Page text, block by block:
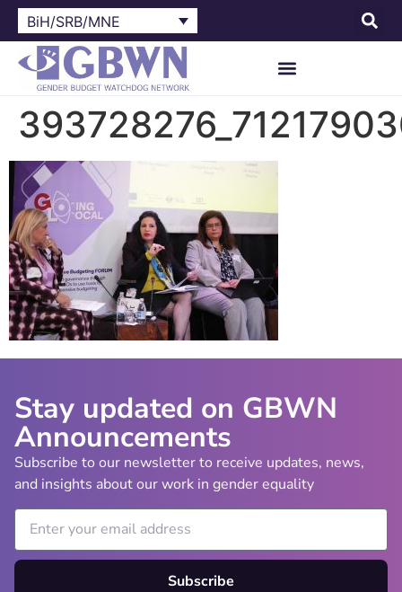
BiH/SRB/MNE
Stay updated on GBWN
Announcements
Subscribe to our newsletter to receive updates, news,
and insights about our work in gender equality
Subscribe